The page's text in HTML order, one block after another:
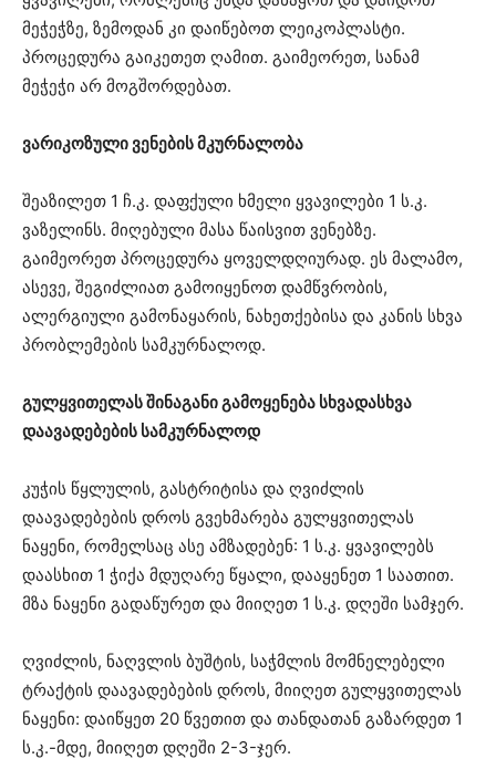
მეჭეჭზე, ზემოდან კი დაიწებოთ ლეიკოპლასტი.
პროცედურა გაიკეთეთ ღამით. გაიმეორეთ, სანამ
მეჭეჭი არ მოგშორდებათ.
ვარიკოზული ვენების მკურნალობა
შეაზილეთ 1 ჩ.კ. დაფქული ხმელი ყვავილები 1 ს.კ.
ვაზელინს. მიღებული მასა წაისვით ვენებზე.
გაიმეორეთ პროცედურა ყოველდღიურად. ეს მალამო,
ასევე, შეგიძლიათ გამოიყენოთ დამწვრობის,
ალერგიული გამონაყარის, ნახეთქებისა და კანის სხვა
პრობლემების სამკურნალოდ.
გულყვითელას შინაგანი გამოყენება სხვადასხვა
დაავადებების სამკურნალოდ
კუჭის წყლულის, გასტრიტისა და ღვიძლის
დაავადებების დროს გვეხმარება გულყვითელას
ნაყენი, რომელსაც ასე ამზადებენ: 1 ს.კ. ყვავილებს
დაასხით 1 ჭიქა მდუღარე წყალი, დააყენეთ 1 საათით.
მზა ნაყენი გადაწურეთ და მიიღეთ 1 ს.კ. დღეში სამჯერ.
ღვიძლის, ნაღვლის ბუშტის, საჭმლის მომნელებელი
ტრაქტის დაავადებების დროს, მიიღეთ გულყვითელას
ნაყენი: დაიწყეთ 20 წვეთით და თანდათან გაზარდეთ 1
ს.კ.-მდე, მიიღეთ დღეში 2-3-ჯერ.